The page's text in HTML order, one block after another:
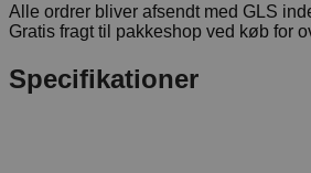
Alle ordrer bliver afsendt med GLS
Gratis fragt til pakkeshop ved køb for
Specifikationer